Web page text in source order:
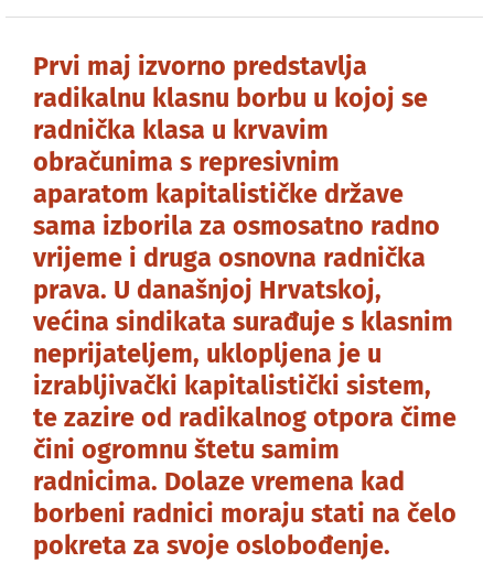
Prvi maj izvorno predstavlja
radikalnu klasnu borbu u kojoj se
radnička klasa u krvavim
obračunima s represivnim
aparatom kapitalističke države
sama izborila za osmosatno radno
vrijeme i druga osnovna radnička
prava. U današnjoj Hrvatskoj,
većina sindikata surađuje s klasnim
neprijateljem, uklopljena je u
izrabljivački kapitalistički sistem,
te zazire od radikalnog otpora čime
čini ogromnu štetu samim
radnicima. Dolaze vremena kad
borbeni radnici moraju stati na čelo
pokreta za svoje oslobođenje.